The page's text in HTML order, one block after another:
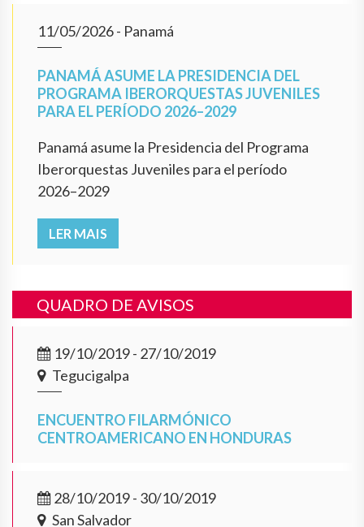
11/05/2026- Panamá
PANAMÁ ASUME LA PRESIDENCIA DEL
PROGRAMA IBERORQUESTAS JUVENILES
PARA EL PERÍODO 2026–2029
Panamá asume la Presidencia del Programa
Iberorquestas Juveniles para el período
2026–2029
LER MAIS
QUADRO DE AVISOS
19/10/2019 - 27/10/2019
Tegucigalpa
ENCUENTRO FILARMÓNICO
CENTROAMERICANO EN HONDURAS
28/10/2019 - 30/10/2019
San Salvador